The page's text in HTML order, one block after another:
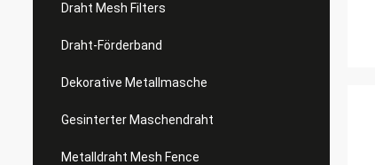
Draht Mesh Filters
Draht-Förderband
Dekorative Metallmasche
Gesinterter Maschendraht
Metalldraht Mesh Fence